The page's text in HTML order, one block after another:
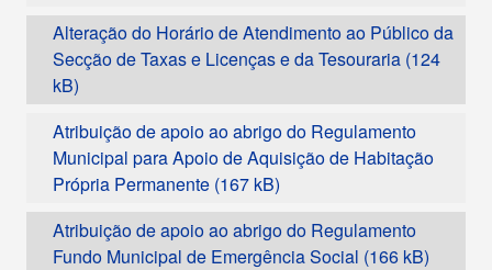
Alteração do Horário de Atendimento ao Público da
Secção de Taxas e Licenças e da Tesouraria
Atribuição de apoio ao abrigo do Regulamento
Municipal para Apoio de Aquisição de Habitação
Própria Permanente
Atribuição de apoio ao abrigo do Regulamento
Fundo Municipal de Emergência Social